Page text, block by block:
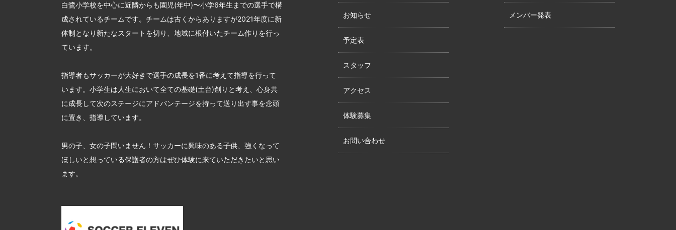
白鷺小学校を中心に近隣からも園児(年中)〜小学6年生までの選手で構
成されているチームです。チームは古くからありますが2021年度に新
体制となり新たなスタートを切り、地域に根付いたチーム作りを行っ
ています。
指導者もサッカーが大好きで選手の成長を1番に考えて指導を行って
います。小学生は人生において全ての基礎(土台)創りと考え、心身共
に成長して次のステージにアドバンテージを持って送り出す事を念頭
に置き、指導しています。
男の子、女の子問いません！サッカーに興味のある子供、強くなって
ほしいと想っている保護者の方はぜひ体験に来ていただきたいと思い
ます。
お知らせ
予定表
スタッフ
アクセス
体験募集
お問い合わせ
メンバー発表